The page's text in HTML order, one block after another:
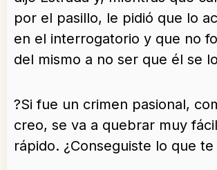
por el pasillo, le pidió que lo
en el interrogatorio y que no
del mismo a no ser que él se
?Si fue un crimen pasional,
creo, se va a quebrar muy
rápido. ¿Conseguiste lo que te